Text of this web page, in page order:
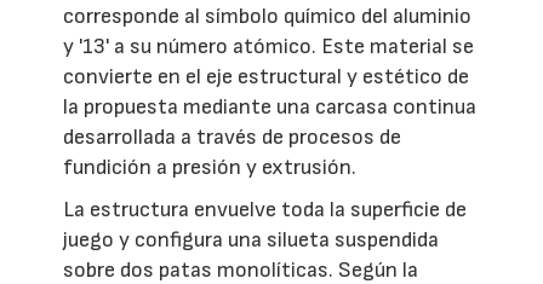
corresponde al símbolo químico del aluminio
y '13' a su número atómico. Este material se
convierte en el eje estructural y estético de
la propuesta mediante una carcasa continua
desarrollada a través de procesos de
fundición a presión y extrusión.
La estructura envuelve toda la superficie de
juego y configura una silueta suspendida
sobre dos patas monolíticas. Según la